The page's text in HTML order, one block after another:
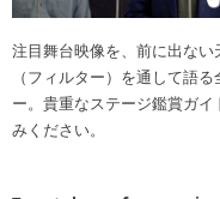
注目舞台映像を、前に出ない
（フィルター）を通して語
ー。貴重なステージ鑑賞ガ
みください。